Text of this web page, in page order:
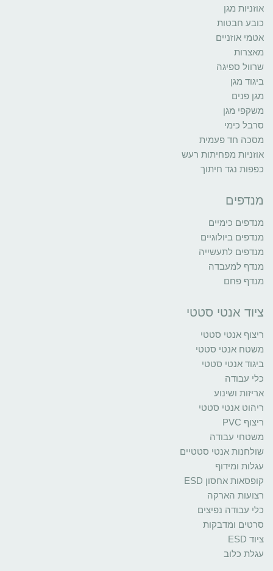
אוזניות מגן
כובע חבטות
אטמי אוזניים
מאצרות
שרוול ספיגה
ביגוד מגן
מגן פנים
משקפי מגן
סרבל כימי
מסכה חד פעמית
אוזניות מפחיתות רעש
כפפות נגד חיתוך
מנדפים
מנדפים כימיים
מנדפים ביולוגיים
מנדפים לתעשייה
מנדף למעבדה
מנדף פחם
ציוד אנטי סטטי
ריצוף אנטי סטטי
משטח אנטי סטטי
ביגוד אנטי סטטי
כלי עבודה
אריזות ושינוע
ריהוט אנטי סטטי
ריצוף PVC
משטחי עבודה
שולחנות אנטי סטטיים
עגלות ומידוף
קופסאות אחסון ESD
רצועות הארקה
כלי עבודה נפיצים
סרטים ומדבקות
ציוד ESD
עגלת כלוב